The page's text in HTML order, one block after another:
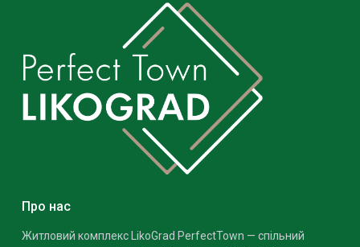
Про нас
Житловий комплекс LikoGrad PerfectTown — спільний